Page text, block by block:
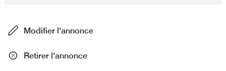
Modifier l'annonce
Retirer l'annonce